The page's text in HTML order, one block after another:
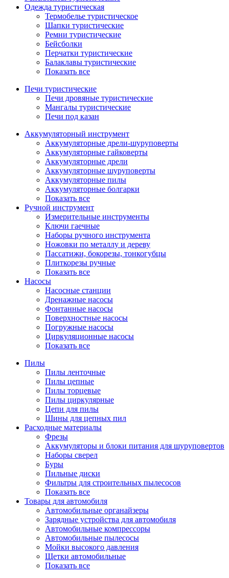
Одежда туристическая
Термобелье туристическое
Шапки туристические
Ремни туристические
Бейсболки
Перчатки туристические
Балаклавы туристические
Показать все
Печи туристические
Печи дровяные туристические
Мангалы туристические
Печи под казан
Аккумуляторный инструмент
Аккумуляторные дрели-шуруповерты
Аккумуляторные гайковерты
Аккумуляторные дрели
Аккумуляторные шуруповерты
Аккумуляторные пилы
Аккумуляторные болгарки
Показать все
Ручной инструмент
Измерительные инструменты
Ключи гаечные
Наборы ручного инструмента
Ножовки по металлу и дереву
Пассатижи, бокорезы, тонкогубцы
Плиткорезы ручные
Показать все
Насосы
Насосные станции
Дренажные насосы
Фонтанные насосы
Поверхностные насосы
Погружные насосы
Циркуляционные насосы
Показать все
Пилы
Пилы ленточные
Пилы цепные
Пилы торцевые
Пилы циркулярные
Цепи для пилы
Шины для цепных пил
Расходные материалы
Фрезы
Аккумуляторы и блоки питания для шуруповертов
Наборы сверел
Буры
Пильные диски
Фильтры для строительных пылесосов
Показать все
Товары для автомобиля
Автомобильные органайзеры
Зарядные устройства для автомобиля
Автомобильные компрессоры
Автомобильные пылесосы
Мойки высокого давления
Щетки автомобильные
Показать все